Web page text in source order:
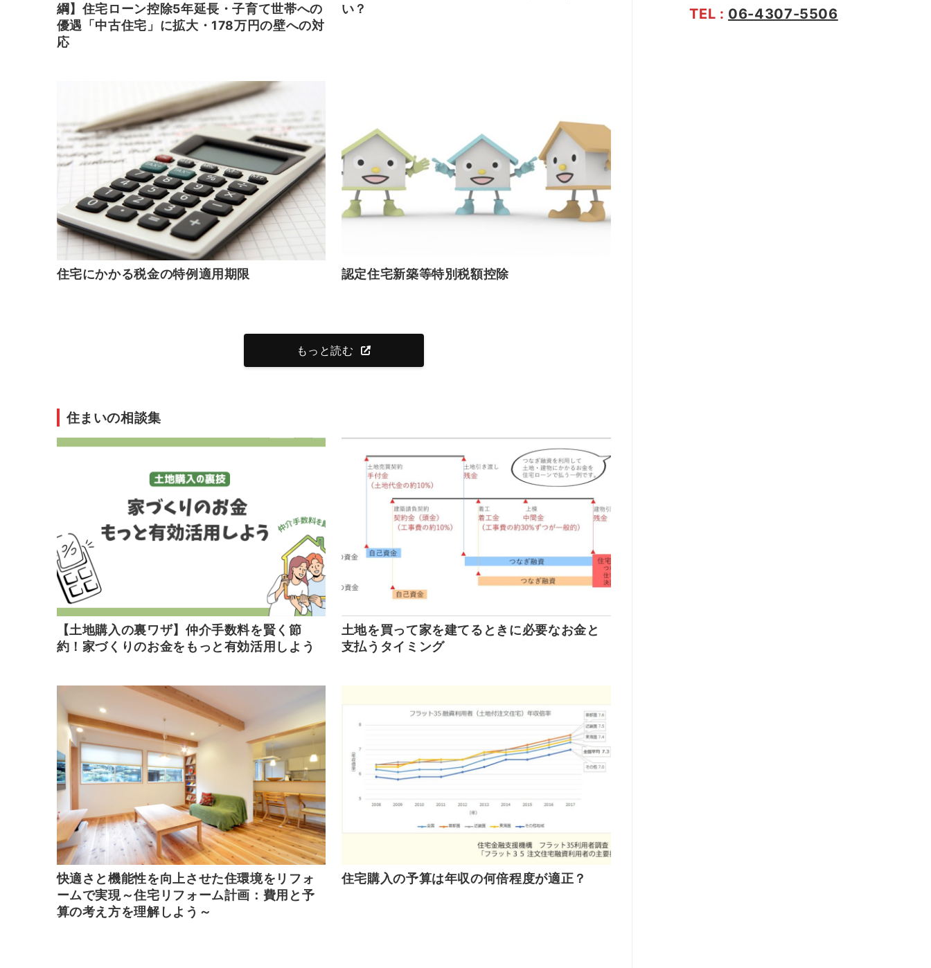
綱】住宅ローン控除5年延長・子育て世帯への
優遇「中古住宅」に拡大・178万円の壁への対
応
い？
住宅にかかる税金の特例適用期限 認定住宅新築等特別税額控除
もっと読む
住まいの相談集
【土地購入の裏ワザ】仲介手数料を賢く節
約！家づくりのお金をもっと有効活用しよう
土地を買って家を建てるときに必要なお金と
支払うタイミング
快適さと機能性を向上させた住環境をリフォ
ームで実現～住宅リフォーム計画：費用と予
算の考え方を理解しよう～
住宅購入の予算は年収の何倍程度が適正？
TEL : 06-4307-5506